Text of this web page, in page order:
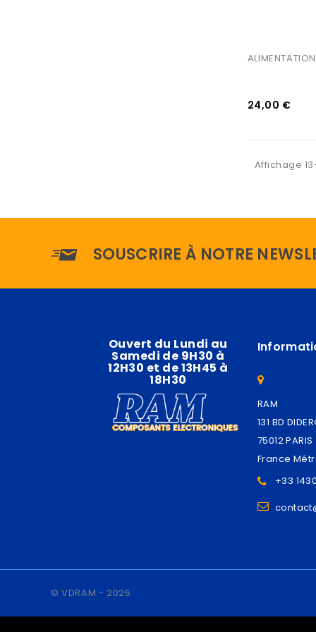
24,00 €
Affichage
SOUSCRIRE À NOTRE
Ouvert du Lundi au
Samedi de 9H30 à
12H30 et de 13H45 à
18H30
RAM
131 BD
75012 PARIS
France
+33
© VDRAM - 2026